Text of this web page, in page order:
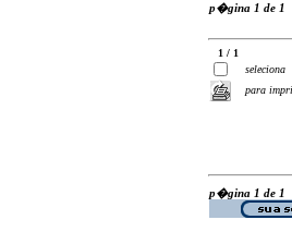
p�gina 1 de 1
1 / 1
seleciona
para
p�gina 1 de 1